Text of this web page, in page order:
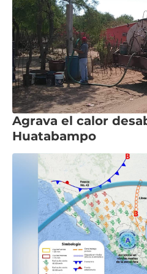
Agrava el calor
Huatabampo